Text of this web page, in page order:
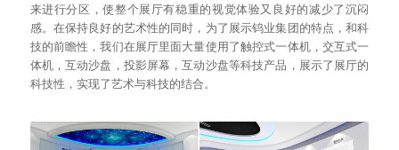
来进行分区，使整个展厅有稳重的视觉体验又良好的减少了沉闷
感。在保持良好的艺术性的同时，为了展示钨业集团的特点，和科
技的前瞻性，我们在展厅里面大量使用了触控式一体机，交互式一
体机，互动沙盘，投影屏幕，互动沙盘等科技产品，展示了展厅的
科技性，实现了艺术与科技的结合。